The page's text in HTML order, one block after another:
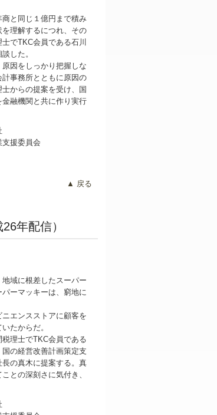
と同じ１億円まで積み
理解するにつれ、その
でTKC会員である石川
した。
因をしっかり把握しな
事務所とともに原因の
からの提案を受け、国
融機関と共に作り実行
委員会
▲ 戻る
年配信）
域に根差したスーパー
ーマッキーは、窮地に
エンスストアに顧客を
たからだ。
理士でTKC会員である
の経営改善計画策定支
の真木に提案する。真
との深刻さに気付き、